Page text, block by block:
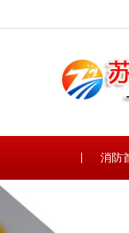
消防